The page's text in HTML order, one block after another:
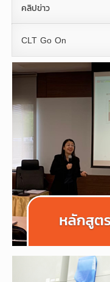
คลิปข่าว
CLT Go On